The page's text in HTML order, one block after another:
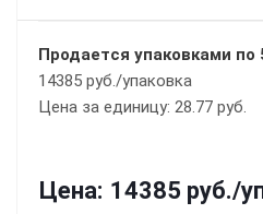
Продается упаковками по
14385 руб./упаковка
Цена за единицу: 28.77 руб.
Цена: 14385 руб./